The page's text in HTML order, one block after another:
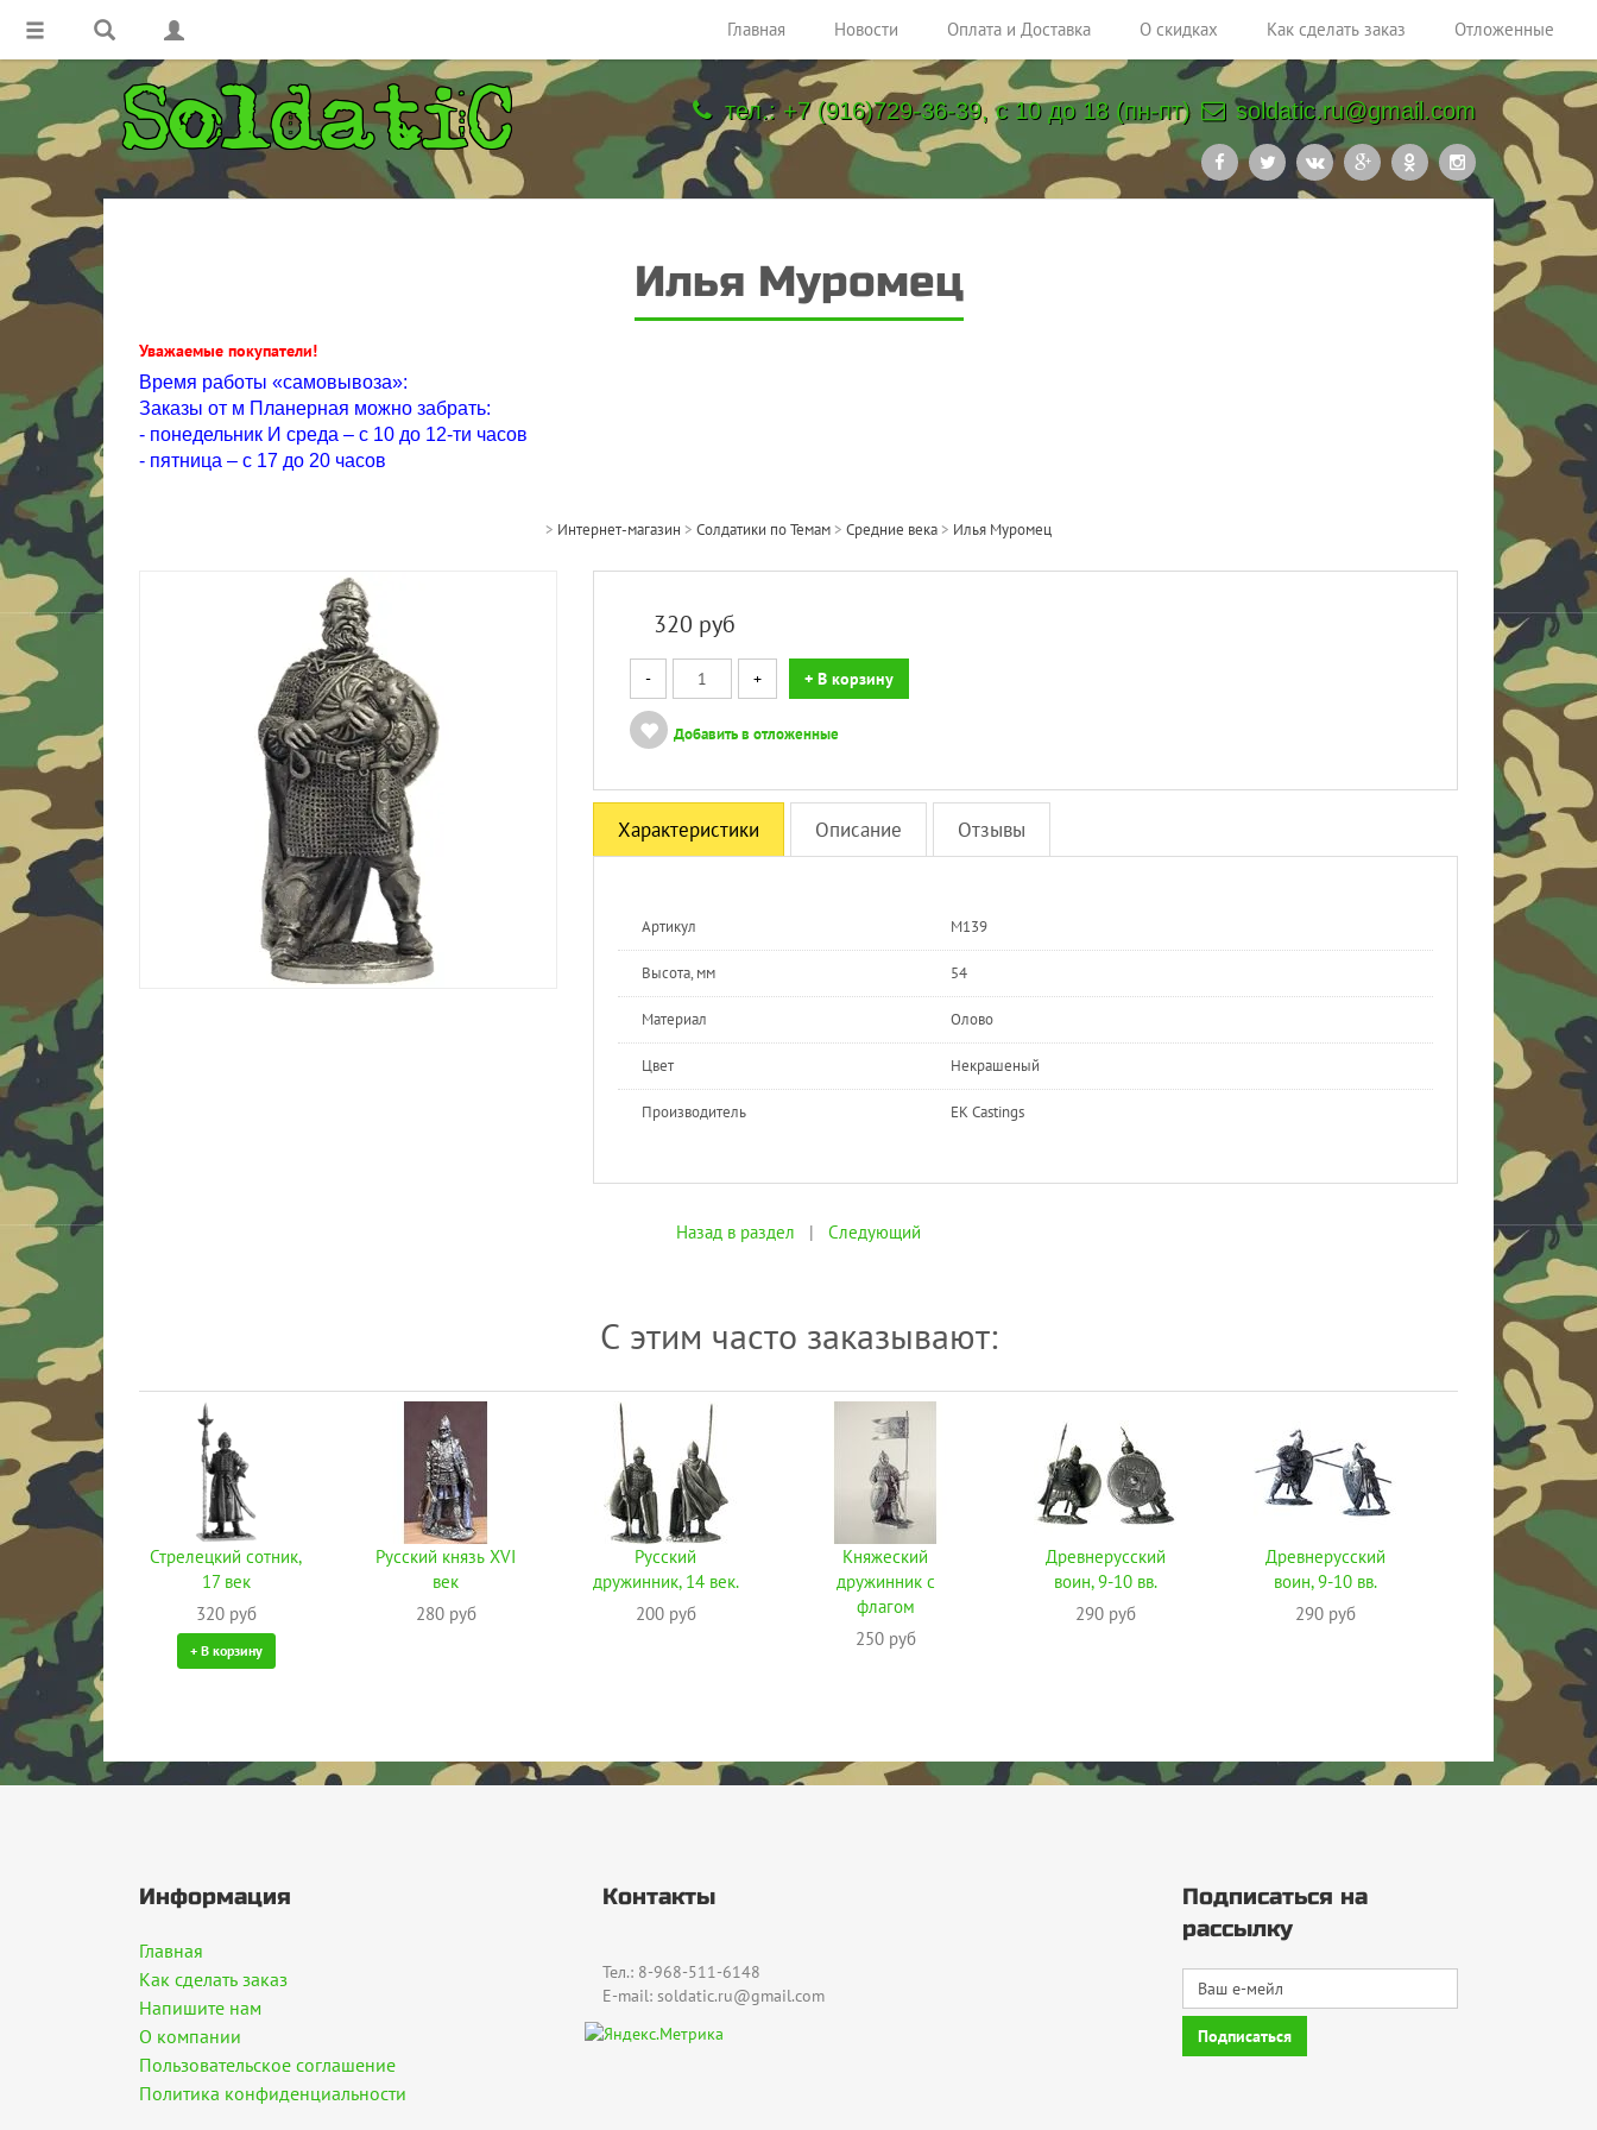
Главная Новости Оплата и Доставка О скидках Как сделать заказ Отложенные
тел.: +7 (916)729-36-39, с 10 до 18 (пн-пт) soldatic.ru@gmail.com
Илья Муромец
Уважаемые покупатели!
Время работы «самовывоза»:
Заказы от м Планерная можно забрать:
- понедельник И среда – с 10 до 12-ти часов
- пятница – с 17 до 20 часов
> Интернет-магазин > Солдатики по Темам > Средние века > Илья Муромец
320 руб
- + + В корзину
Добавить в отложенные
Характеристики Описание Отзывы
Артикул М139
Высота, мм 54
Материал Олово
Цвет Некрашеный
Производитель EK Castings
Назад в раздел | Следующий
С этим часто заказывают:
Стрелецкий сотник,
17 век
320 руб
+ В корзину
Русский князь XVI
век
280 руб
Русский
дружинник, 14 век.
200 руб
Княжеский
дружинник с
флагом
250 руб
Древнерусский
воин, 9-10 вв.
290 руб
Древнерусский
воин, 9-10 вв.
290 руб
Информация
Главная
Как сделать заказ
Напишите нам
О компании
Пользовательское соглашение
Политика конфиденциальности
Контакты
Тел.: 8-968-511-6148
E-mail: soldatic.ru@gmail.com
Подписаться на
рассылку